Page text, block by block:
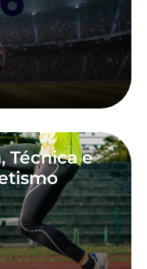
Técnica e